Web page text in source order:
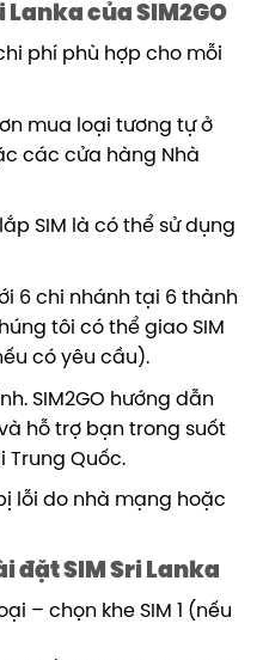
Lanka của SIM2GO
phí phù hợp cho mỗi
mua loại tương tự ở
các cửa hàng Nhà
SIM là có thể sử dụng
6 chi nhánh tại 6 thành
tôi có thể giao SIM
có yêu cầu).
SIM2GO hướng dẫn
hỗ trợ bạn trong suốt
Trung Quốc.
lỗi do nhà mạng hoặc
đặt SIM Sri Lanka
– chọn khe SIM 1 (nếu